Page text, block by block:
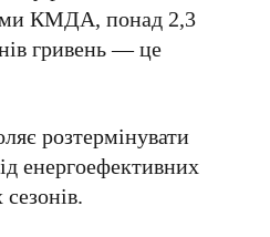
КМДА, понад2,3
гривень— це
розтермінувати
енергоефективних
.